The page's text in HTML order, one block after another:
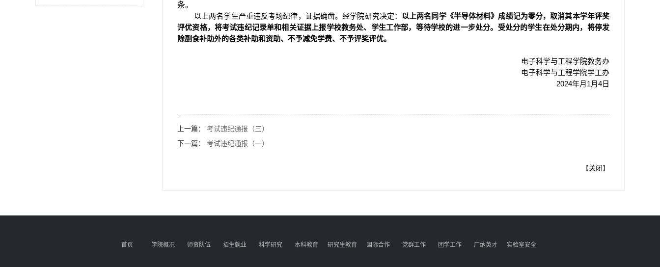
条。
以上两名学生严重违反考场纪律，证据确凿。经学院研究决定： 以上两名同学《半导体材料》成绩记为零分，取消其本学年评奖
评优资格，将考试违纪记录单和相关证据上报学校教务处、学生工作部，等待学校的进一步处分。受处分的学生在处分期内，将停发
除副食补助外的各类补助和资助、不予减免学费、不予评奖评优。
电子科学与工程学院教务办
电子科学与工程学院学工办
2024年月1月4日
上一篇：
考试违纪通报（三）
下一篇：
考试违纪通报（一）
【关闭 】
首页 学院概况 师资队伍 招生就业 科学研究 本科教育 研究生教育 国际合作 党群工作 团学工作 广纳英才 实验室安全